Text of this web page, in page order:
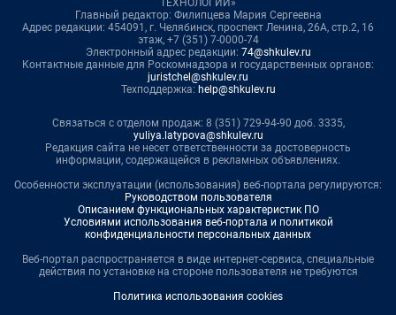
Главный редактор: Филипцева Мария Сергеевна
Адрес редакции: 454091, г. Челябинск, проспект Ленина, 26А, стр.2, 16
этаж, +7 (351) 7-0000-74
Электронный адрес редакции: 74@shkulev.ru
Контактные данные для Роскомнадзора и государственных органов:
juristchel@shkulev.ru
Техподдержка: help@shkulev.ru
Связаться с отделом продаж: 8 (351) 729-94-90 доб. 3335,
yuliya.latypova@shkulev.ru
Редакция сайта не несет ответственности за достоверность
информации, содержащейся в рекламных объявлениях.
Особенности эксплуатации (использования) веб-портала регулируются:
Руководством пользователя
Описанием функциональных характеристик ПО
Условиями использования веб-портала и политикой
конфиденциальности персональных данных
Веб-портал распространяется в виде интернет-сервиса, специальные
действия по установке на стороне пользователя не требуются
Политика использования cookies